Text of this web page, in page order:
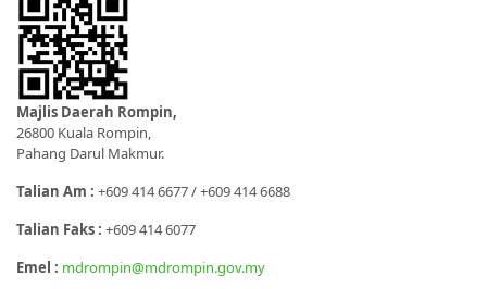
Majlis Daerah Rompin,
26800 Kuala Rompin,
Pahang Darul Makmur.
Talian Am : +609 414 6677 / +609 414 6688
Talian Faks : +609 414 6077
Emel : mdrompin@mdrompin.gov.my